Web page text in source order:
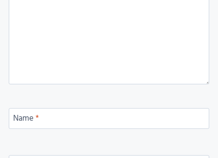
Name*